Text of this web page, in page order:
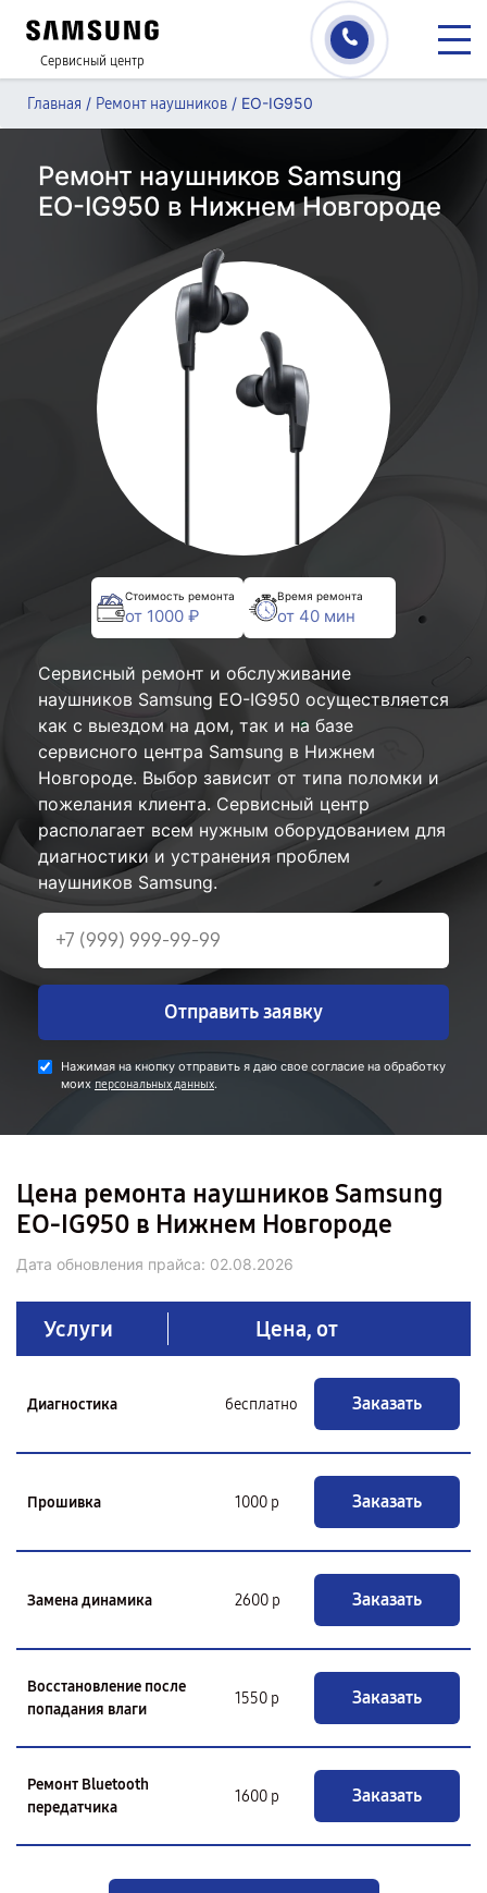
Сервисный центр
Главная / Ремонт наушников / EO-IG950
Ремонт наушников Samsung
EO-IG950 в Нижнем Новгороде
Стоимость ремонта
от 1000 ₽
Время ремонта
от 40 мин
Сервисный ремонт и обслуживание
наушников Samsung EO-IG950 осуществляется
как с выездом на дом, так и на базе
сервисного центра Samsung в Нижнем
Новгороде. Выбор зависит от типа поломки и
пожелания клиента. Сервисный центр
располагает всем нужным оборудованием для
диагностики и устранения проблем
наушников Samsung.
Отправить заявку
Нажимая на кнопку отправить я даю свое согласие на обработку
моих персональных данных.
Цена ремонта наушников Samsung
EO-IG950 в Нижнем Новгороде
Дата обновления прайса: 02.08.2026
Услуги Цена, от
Диагностика бесплатно Заказать
Прошивка 1000 р Заказать
Замена динамика 2600 р Заказать
Восстановление после
попадания влаги
1550 р Заказать
Ремонт Bluetooth
передатчика
1600 р Заказать